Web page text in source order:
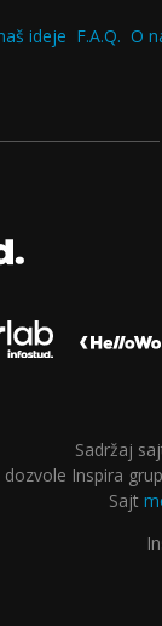
ideje F.A.Q. O
Sadržaj
Inspira
Sajt